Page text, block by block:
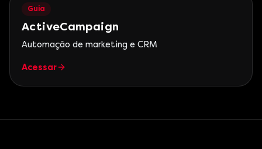
Guia
ActiveCampaign
Automação de marketing e CRM
Acessar